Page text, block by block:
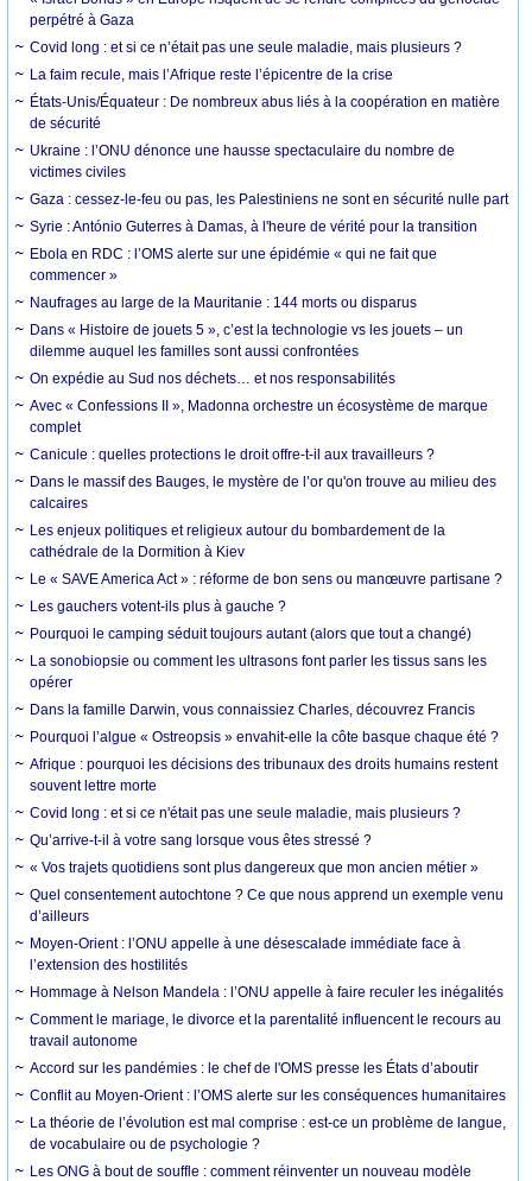
perpétré à Gaza
Covid long : et si ce n’était pas une seule maladie, mais plusieurs ?
La faim recule, mais l’Afrique reste l’épicentre de la crise
États-Unis/Équateur : De nombreux abus liés à la coopération en matière
de sécurité
Ukraine : l’ONU dénonce une hausse spectaculaire du nombre de
victimes civiles
Gaza : cessez-le-feu ou pas, les Palestiniens ne sont en sécurité nulle part
Syrie : António Guterres à Damas, à l'heure de vérité pour la transition
Ebola en RDC : l’OMS alerte sur une épidémie « qui ne fait que
commencer »
Naufrages au large de la Mauritanie : 144 morts ou disparus
Dans « Histoire de jouets 5 », c’est la technologie vs les jouets – un
dilemme auquel les familles sont aussi confrontées
On expédie au Sud nos déchets… et nos responsabilités
Avec « Confessions II », Madonna orchestre un écosystème de marque
complet
Canicule : quelles protections le droit offre-t-il aux travailleurs ?
Dans le massif des Bauges, le mystère de l’or qu'on trouve au milieu des
calcaires
Les enjeux politiques et religieux autour du bombardement de la
cathédrale de la Dormition à Kiev
Le « SAVE America Act » : réforme de bon sens ou manœuvre partisane ?
Les gauchers votent-ils plus à gauche ?
Pourquoi le camping séduit toujours autant (alors que tout a changé)
La sonobiopsie ou comment les ultrasons font parler les tissus sans les
opérer
Dans la famille Darwin, vous connaissiez Charles, découvrez Francis
Pourquoi l’algue « Ostreopsis » envahit-elle la côte basque chaque été ?
Afrique : pourquoi les décisions des tribunaux des droits humains restent
souvent lettre morte
Covid long : et si ce n'était pas une seule maladie, mais plusieurs ?
Qu’arrive-t-il à votre sang lorsque vous êtes stressé ?
« Vos trajets quotidiens sont plus dangereux que mon ancien métier »
Quel consentement autochtone ? Ce que nous apprend un exemple venu
d’ailleurs
Moyen-Orient : l’ONU appelle à une désescalade immédiate face à
l’extension des hostilités
Hommage à Nelson Mandela : l’ONU appelle à faire reculer les inégalités
Comment le mariage, le divorce et la parentalité influencent le recours au
travail autonome
Accord sur les pandémies : le chef de l'OMS presse les États d’aboutir
Conflit au Moyen-Orient : l’OMS alerte sur les conséquences humanitaires
La théorie de l’évolution est mal comprise : est-ce un problème de langue,
de vocabulaire ou de psychologie ?
Les ONG à bout de souffle : comment réinventer un nouveau modèle